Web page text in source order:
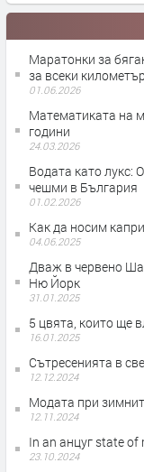
Маратонки за
за всеки километър
01.06.2026
Математиката на
години
24.03.2026
Водата като лукс:
чешми в България
01.02.2026
Как да носим
04.06.2025
Дваж в червено
Ню Йорк
31.01.2025
5 цвята, които ще
16.01.2025
Сътресенията в
12.12.2024
Модата при
12.11.2024
In an анцуг state of
23.10.2024